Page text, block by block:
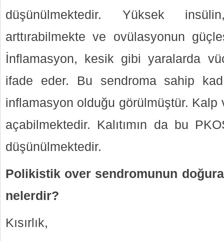
düşünülmektedir. Yüksek
arttırabilmekte ve ovülasyonun
İnflamasyon, kesik gibi yaralarda
ifade eder. Bu sendroma sahip
inflamasyon olduğu görülmüştür.
açabilmektedir. Kalıtımın da bu
düşünülmektedir.
Polikistik over sendromunun
nelerdir?
Kısırlık,